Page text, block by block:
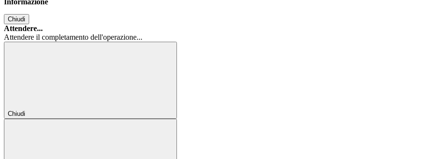
Informazione
Chiudi
Attendere...
Attendere il completamento dell'operazione...
Chiudi